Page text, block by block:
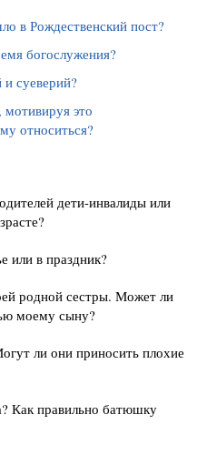
в Рождественский пост?
богослужения?
суеверий?
это
относиться?
дети-инвалиды или
или в праздник?
родной сестры. Может ли
моему сыну?
ли они приносить плохие
Как правильно батюшку